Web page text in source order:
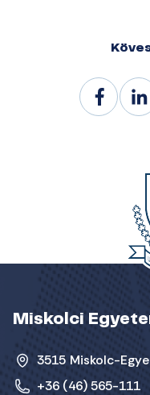
Miskolci
3515 Miskolc-
+36 (46) 565-111